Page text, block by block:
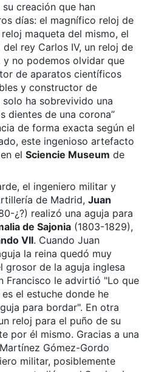
creación que han
días: el magnífico reloj de
maqueta del mismo, el
rey Carlos IV, un reloj de
no podemos olvidar que
de aparatos científicos
y constructor de
ha sobrevivido una
dientes de una corona”
de forma exacta según el
este ingenioso artefacto
el Sciencie Museum de
el ingeniero militar y
de Madrid, Juan
¿?) realizó una aguja para
de Sajonia (1803-1829),
VII. Cuando Juan
la reina quedó muy
grosor de la aguja inglesa
Francisco le advirtió "Lo que
el estuche donde he
para bordar". En otra
reloj para el puño de su
por él mismo. Gracias a una
Gómez-Gordo
militar, posiblemente